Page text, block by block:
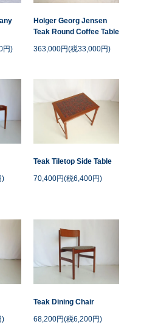
円)
Holger Georg Jensen
Teak Round Coffee Table
363,000円(税33,000円)
)
Teak Tiletop Side Table
70,400円(税6,400円)
)
Teak Dining Chair
68,200円(税6,200円)